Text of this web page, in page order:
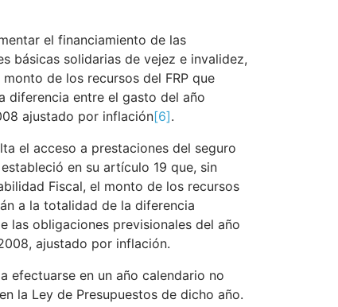
el financiamiento de las
básicas solidarias de vejez e invalidez,
de los recursos del FRP que
diferencia entre el gasto del año
ajustado por inflación[6].
el acceso a prestaciones del seguro
en su artículo 19 que, sin
Fiscal, el monto de los recursos
a la totalidad de la diferencia
obligaciones previsionales del año
ajustado por inflación.
efectuarse en un año calendario no
la Ley de Presupuestos de dicho año.